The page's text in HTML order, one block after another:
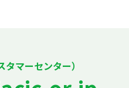
マーセンター）